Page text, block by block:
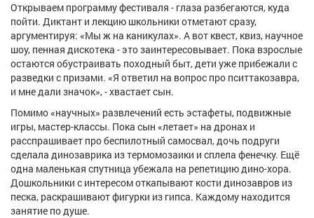
Открываем программу фестиваля - глаза разбегаются, куда
пойти. Диктант и лекцию школьники отметают сразу,
аргументируя: «Мы ж на каникулах». А вот квест, квиз, научное
шоу, пенная дискотека - это заинтересовывает. Пока взрослые
остаются обустраивать походный быт, дети уже прибежали с
разведки с призами. «Я ответил на вопрос про пситтакозавра,
и мне дали значок», - хвастает сын.
Помимо «научных» развлечений есть эстафеты, подвижные
игры, мастер-классы. Пока сын «летает» на дронах и
расспрашивает про беспилотный самосвал, дочь подруги
сделала динозаврика из термомозаики и сплела фенечку. Ещё
одна маленькая спутница убежала на репетицию дино-хора.
Дошкольники с интересом откапывают кости динозавров из
песка, раскрашивают фигурки из гипса. Каждому находится
занятие по душе.